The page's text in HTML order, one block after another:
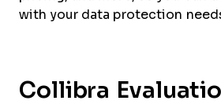
with your data protection
Collibra